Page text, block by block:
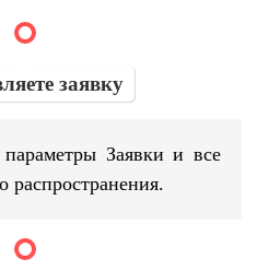
заявку
Заявки и все
распространения.